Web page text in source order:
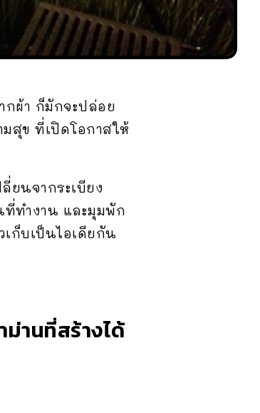
กผ้า ก็มักจะปล่อย
สุข ที่เปิดโอกาสให้
ลี่ยนจากระเบียง
ที่ทำงาน และมุมพัก
ก็บเป็นไอเดียกัน
ม่านที่สร้างได้